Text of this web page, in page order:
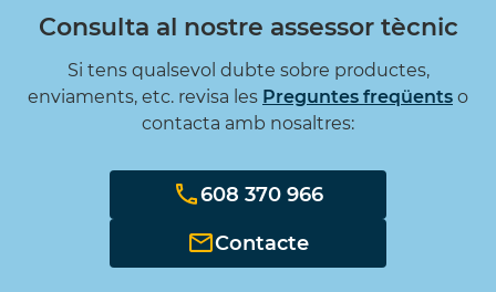
Consulta al nostre assessor tècnic
Si tens qualsevol dubte sobre productes,
enviaments, etc. revisa les Preguntes freqüents o
contacta amb nosaltres:
608 370 966
Contacte